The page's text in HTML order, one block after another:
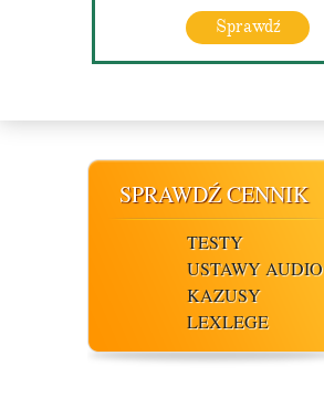
Sprawdź
SPRAWDŹ CENNIK
TESTY
USTAWY AUDIO
KAZUSY
LEXLEGE